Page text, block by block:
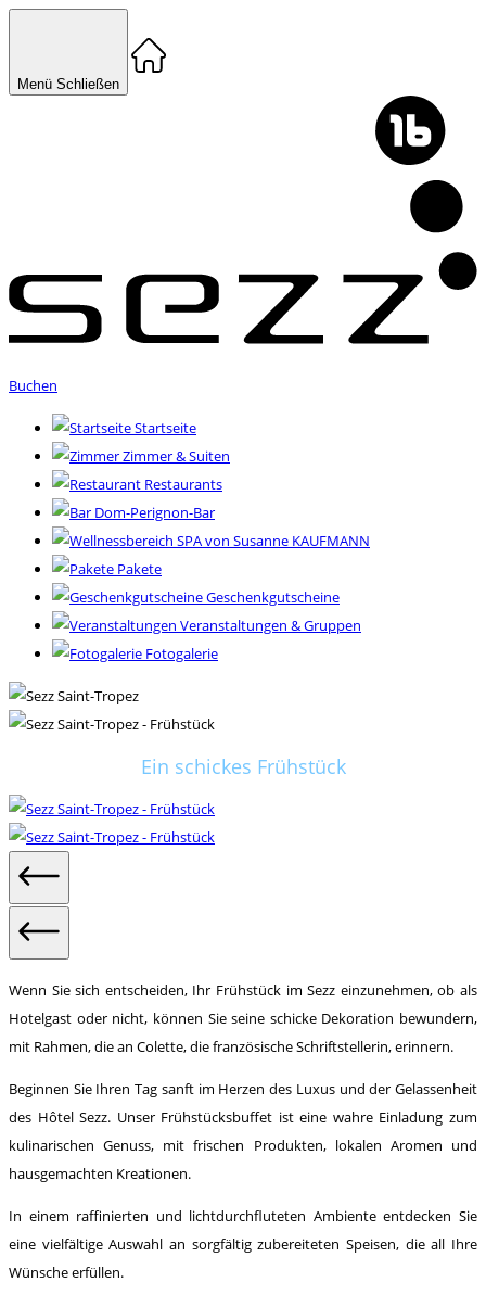
Menü Schließen
Buchen
Startseite
Zimmer & Suiten
Restaurants
Dom-Perignon-Bar
SPA von Susanne KAUFMANN
Pakete
Geschenkgutscheine
Veranstaltungen & Gruppen
Fotogalerie
Ein schickes Frühstück
Wenn Sie sich entscheiden, Ihr Frühstück im Sezz einzunehmen, ob als
Hotelgast oder nicht, können Sie seine schicke Dekoration bewundern,
mit Rahmen, die an Colette, die französische Schriftstellerin, erinnern.
Beginnen Sie Ihren Tag sanft im Herzen des Luxus und der Gelassenheit
des Hôtel Sezz. Unser Frühstücksbuffet ist eine wahre Einladung zum
kulinarischen Genuss, mit frischen Produkten, lokalen Aromen und
hausgemachten Kreationen.
In einem raffinierten und lichtdurchfluteten Ambiente entdecken Sie
eine vielfältige Auswahl an sorgfältig zubereiteten Speisen, die all Ihre
Wünsche erfüllen.